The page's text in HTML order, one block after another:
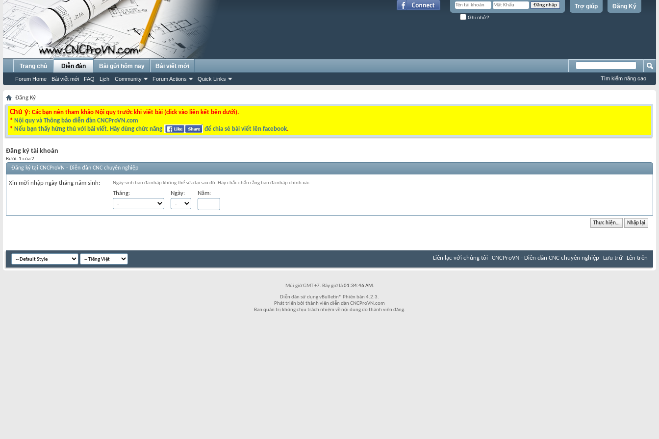
Đăng Ký
Trợ giúp
Ghi nhớ?
Trang chủ Diễn đàn
Forum Home Bài viết mới FAQ Lịch Community Forum Actions Quick Links
Bài gửi hôm nay Bài viết mới
Tìm kiếm nâng cao
Đăng Ký
Chú ý: Các bạn nên tham khảo Nội quy trước khi viết bài (click vào liên kết bên dưới).
* Nội quy và Thông báo diễn đàn CNCProVN.com
* Nếu bạn thấy hứng thú với bài viết. Hãy dùng chức năng để chia sẻ bài viết lên facebook.
Đăng ký tài khoản
Bước 1 của 2
Đăng ký tại CNCProVN - Diễn đàn CNC chuyên nghiệp
Xin mời nhập ngày tháng năm sinh: Ngày sinh bạn đã nhập không thể sửa lại sau đó. Hãy chắc chắn rằng bạn đã nhập chính xác
Tháng: Ngày: Năm:
Liên lạc với chúng tôi CNCProVN - Diễn đàn CNC chuyên nghiệp Lưu trữ Lên trên
Múi giờ GMT +7. Bây giờ là01:34:46 AM.
Diễn đàn sử dụng vBulletin® Phiên bản 4.2.3.
Phát triển bởi thành viên diễn đàn CNCProVN.com
Ban quản trị không chịu trách nhiệm về nội dung do thành viên đăng.